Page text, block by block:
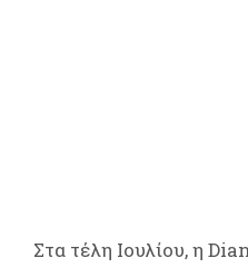
Στα τέλη Ιουλίου, η